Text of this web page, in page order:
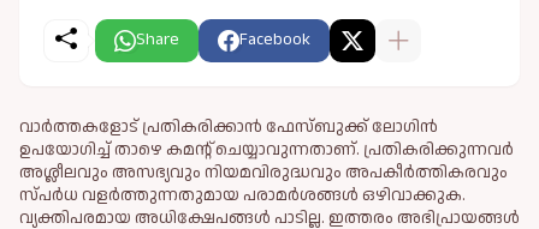
Share Facebook
വാർത്തകളോട് പ്രതികരിക്കാൻ ഫേസ്ബുക്ക് ലോഗിൻ
ഉപയോഗിച്ച് താഴെ കമന്റ് ചെയ്യാവുന്നതാണ്. പ്രതികരിക്കുന്നവര്‍
അശ്ലീലവും അസഭ്യവും നിയമവിരുദ്ധവും അപകീര്‍ത്തികരവും
സ്പര്‍ധ വളര്‍ത്തുന്നതുമായ പരാമര്‍ശങ്ങള്‍ ഒഴിവാക്കുക.
വ്യക്തിപരമായ അധിക്ഷേപങ്ങള്‍ പാടില്ല. ഇത്തരം അഭിപ്രായങ്ങള്‍